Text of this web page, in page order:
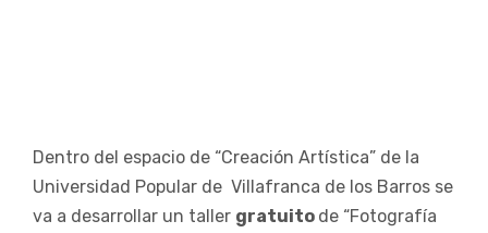
Dentro del espacio de “Creación Artística” de la
Universidad Popular de Villafranca de los Barros se
va a desarrollar un taller gratuito de “Fotografía